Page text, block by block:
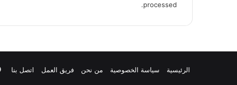
processed
.
الرئيسية سياسة الخصوصية من نحن فريق العمل اتصل بنا